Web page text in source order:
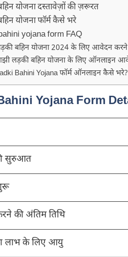
योजना दस्तावेज़ों की ज़रूरत
योजना फॉर्म कैसे भरे
yojana form FAQ
बहिन योजना 2024 के लिए आवेदन करने
लड़की बहिन योजना के लिए ऑनलाइन
Bahini Yojana फॉर्म ऑनलाइन कैसे भरे?
Yojana Form
सुरुआत
की अंतिम तिथि
लाभ के लिए आयु